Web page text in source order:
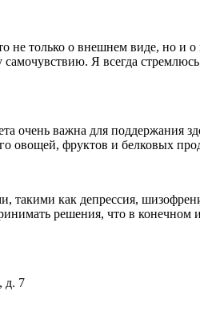
не только о внешнем виде, но
Я всегда
очень важна для поддержания
фруктов и белковых
такими как депрессия,
решения, что в
д. 7